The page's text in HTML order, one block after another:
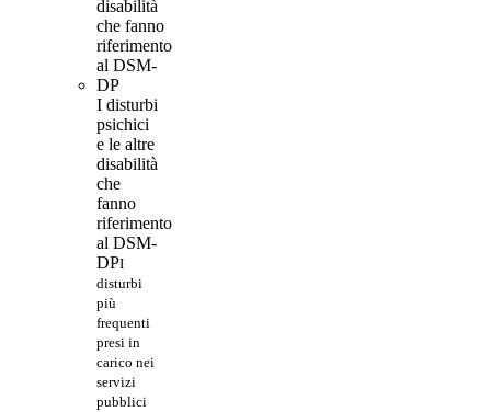
I disturbi
psichici
e le altre
disabilità
che
fanno
riferimento
al DSM-
DPI
disturbi
più
frequenti
presi in
carico nei
servizi
pubblici